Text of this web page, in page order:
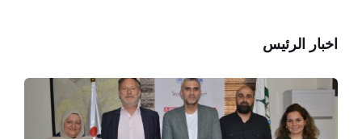
اخبار الرئيس